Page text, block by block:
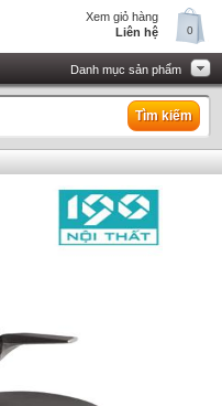
Xem giỏ hàng
Liên hệ
0
Danh mục sản phẩm
Tìm kiếm